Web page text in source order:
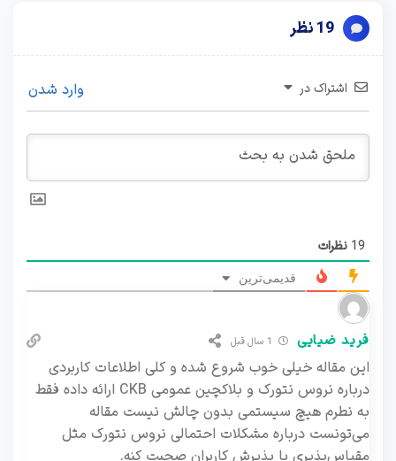
اشتراک در وارد شدن
19 نظرات
قدیمی‌ترین
فرید ضیایی
این مقاله خیلی خوب شروع شده و کلی اطلاعات کاربردی
درباره نروس نتورک و بلاکچین عمومی CKB ارائه داده فقط
به نطرم هیچ سیستمی بدون چالش نیست مقاله
می‌تونست درباره مشکلات احتمالی نروس نتورک مثل